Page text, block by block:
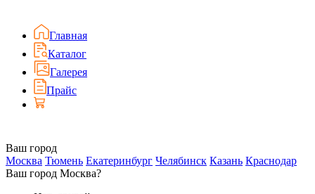
Главная
Каталог
Галерея
Прайс
Ваш город
Москва Тюмень Екатеринбург Челябинск Казань Краснодар
Ваш город Москва?